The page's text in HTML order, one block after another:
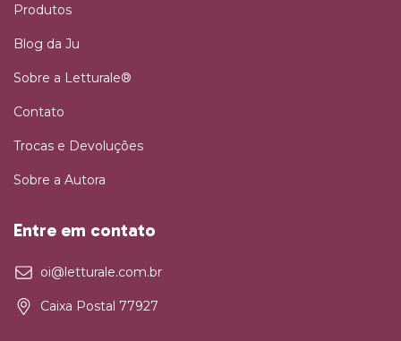
Produtos
Blog da Ju
Sobre a Letturale®
Contato
Trocas e Devoluções
Sobre a Autora
Entre em contato
oi@letturale.com.br
Caixa Postal 77927